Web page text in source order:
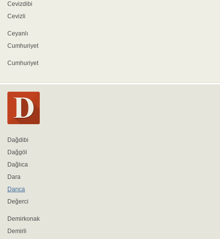
Cevizdibi
Cevizli
Ceyanlı
Cumhuriyet
Cumhuriyet
Dağdibi
Dağgöl
Dağlıca
Dara
Darıca
Değerci
Demirkonak
Demirli